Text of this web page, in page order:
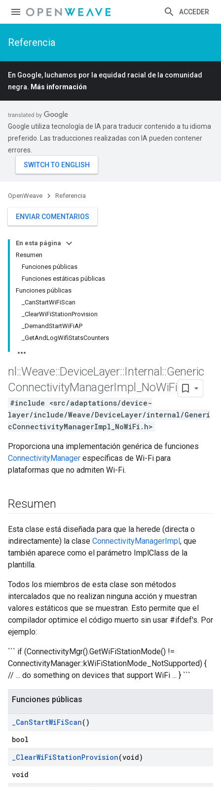
ACCEDER
Referencia
En Google, luchamos por la equidad racial de la comunidad
negra. Más información
Google utiliza tecnología de IA para traducir contenido a tu idioma
preferido. Las traducciones realizadas con IA pueden contener
errores.
OpenWeave Referencia
ENVIAR COMENTARIOS
En esta página
Resumen
Funciones públicas
Funciones estáticas públicas
Funciones públicas
_CanStartWiFiScan
_ClearWiFiStationProvision
_DemandStartWiFiAP
_GetAndLogWifiStatsCounters
nl ::Weave::DeviceLayer::Internal ::Generic
ConnectivityManagerImpl NoWiFi
#include <src/adaptations/device-
layer/include/Weave/DeviceLayer/internal/Generi
cConnectivityManagerImpl_NoWiFi.h>
Proporciona una implementación genérica de funciones
ConnectivityManager específicas de Wi-Fi para
plataformas que no admiten Wi-Fi.
Resumen
Esta clase está diseñada para que la herede (directa o
indirectamente) la clase ConnectivityManagerImpl, que
también aparece como el parámetro ImplClass de la
plantilla.
Todos los miembros de esta clase son métodos
intercalados que no realizan ninguna acción y muestran
valores estáticos que se muestran. Esto permite que el
compilador optimice el código muerto sin usar #ifdef's. Por
ejemplo:
``` if (ConnectivityMgr().GetWiFiStationMode() !=
ConnectivityManager::kWiFiStationMode_NotSupported) {
// ... do something on devices that support WiFi ... } ```
Funciones públicas
_CanStartWiFiScan()
bool
_ClearWiFiStationProvision(void)
void